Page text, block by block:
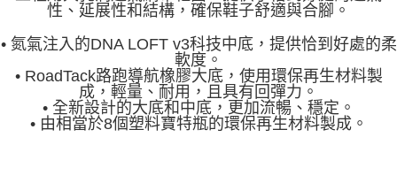
性、延展性和結構，確保鞋子舒適與合腳。
• 氮氣注入的DNA LOFT v3科技中底，提供恰到好處的柔
軟度。
• RoadTack路跑導航橡膠大底，使用環保再生材料製
成，輕量、耐用，且具有回彈力。
• 全新設計的大底和中底，更加流暢、穩定。
• 由相當於8個塑料寶特瓶的環保再生材料製成。